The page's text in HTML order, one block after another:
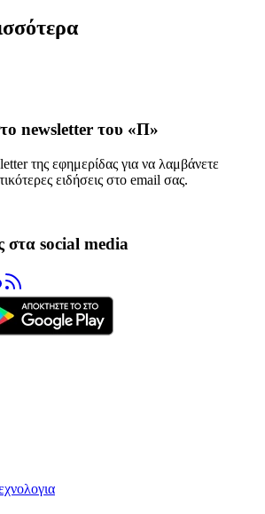
newsletter του «Π»
της εφημερίδας για να λαμβάνετε
ειδήσεις στο email σας.
στα social media